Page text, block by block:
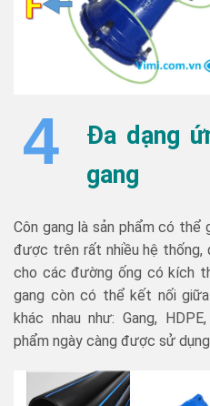
4
Đa dạng
gang
Côn gang là sản phẩm có
được trên rất nhiều hệ
cho các đường ống có kích
gang còn có thể kết nối
khác nhau như: Gang,
phẩm ngày càng được sử